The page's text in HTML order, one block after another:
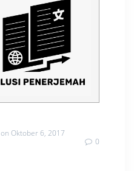
on Oktober 6, 2017
0